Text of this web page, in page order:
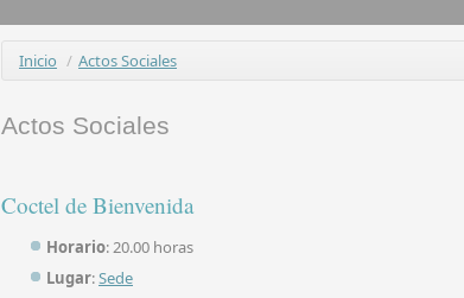
Inicio / Actos Sociales
Actos Sociales
Coctel de Bienvenida
Horario: 20.00 horas
Lugar:Sede